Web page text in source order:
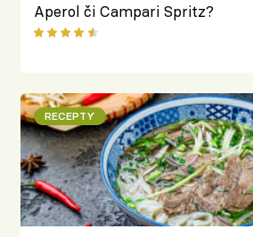
Aperol či Campari Spritz?
RECEPTY